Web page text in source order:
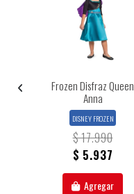
Frozen Disfraz Queen
Anna
DISNEY FROZEN
$ 17.990
$ 5.937
Agregar